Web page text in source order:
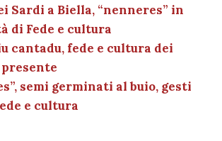
Sardi a Biella, “nenneres” in
di Fede e cultura
cantadu, fede e cultura dei
semi germinati al buio, gesti
e cultura